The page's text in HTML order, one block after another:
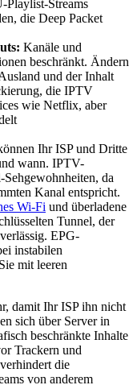
Playlist-Streams
die Deep Packet
Kanäle und
beschränkt. Ändern
und der Inhalt
die IPTV
wie Netflix, aber
Ihr ISP und Dritte
wann. IPTV-
da
Kanal entspricht.
Wi-Fi und überladene
Tunnel, der
EPG-
instabilen
mit leeren
damit Ihr ISP ihn nicht
sich über Server in
beschränkte Inhalte
Trackern und
die
von anderem